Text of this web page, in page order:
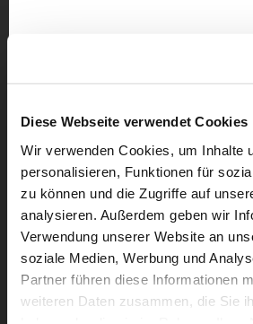
Diese Webseite verwendet Cookies
Wir verwenden Cookies, um Inhalte
personalisieren, Funktionen für
zu können und die Zugriffe auf
analysieren. Außerdem geben wir
Verwendung unserer Website an
soziale Medien, Werbung und
Partner führen diese Informationen
weiteren Daten zusammen, die Sie
Dies könnte